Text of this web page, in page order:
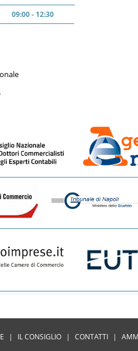
09:00 - 12:30
| IL CONSIGLIO | CONTATTI |